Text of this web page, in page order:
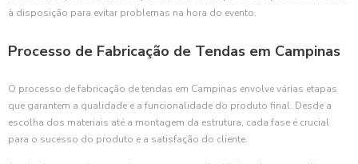
à disposição para evitar problemas na hora do evento.
Processo de Fabricação de Tendas em Campinas
O processo de fabricação de tendas em Campinas envolve várias etapas
que garantem a qualidade e a funcionalidade do produto final. Desde a
escolha dos materiais até a montagem da estrutura, cada fase é crucial
para o sucesso do produto e a satisfação do cliente.